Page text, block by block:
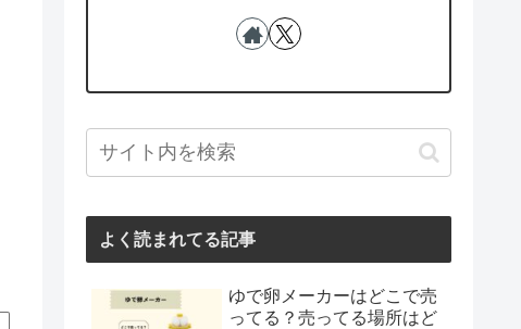
よく読まれてる記事
ゆで卵メーカーはどこで売
ってる？売ってる場所はど